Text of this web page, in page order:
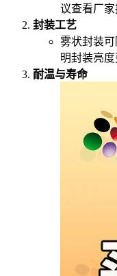
议查看厂家
封装工艺
雾状封装
明封装亮度
耐温与寿命